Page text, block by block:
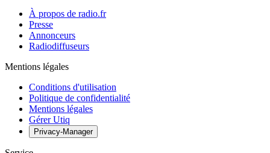
À propos de radio.fr
Presse
Annonceurs
Radiodiffuseurs
Mentions légales
Conditions d'utilisation
Politique de confidentialité
Mentions légales
Gérer Utiq
Privacy-Manager